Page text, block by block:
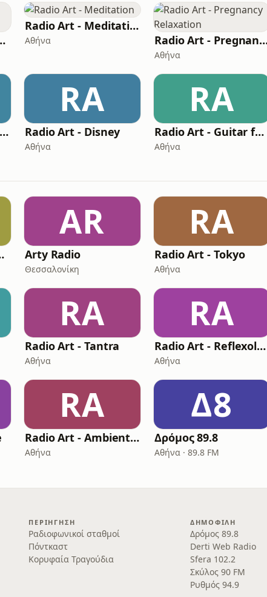
Radio Art - Meditation
Αθήνα Radio Art -
Αθήνα
Radio Art - Smooth Bossa Nova
RA
Radio Art - Disney
Αθήνα
RA
Radio Art - Guitar for Sleep
Αθήνα
AR
Arty Radio
Θεσσαλονίκη
RA
Radio Art - Tokyo
Αθήνα
RA
Radio Art - Tantra
Αθήνα
RA
Radio Art - Reflexology
Αθήνα
RA
Radio Art - Ambient Piano
Αθήνα
Δ8
Δρόμος 89.8
Αθήνα · 89.8 FM
ΠΕΡΙΉΓΗΣΗ
Ραδιοφωνικοί σταθμοί
Πόντκαστ
Κορυφαία Τραγούδια
ΔΗΜΟΦΙΛΉ
Δρόμος 89.8
Derti Web Radio
Sfera 102.2
Σκύλος 90 FM
Ρυθμός 94.9